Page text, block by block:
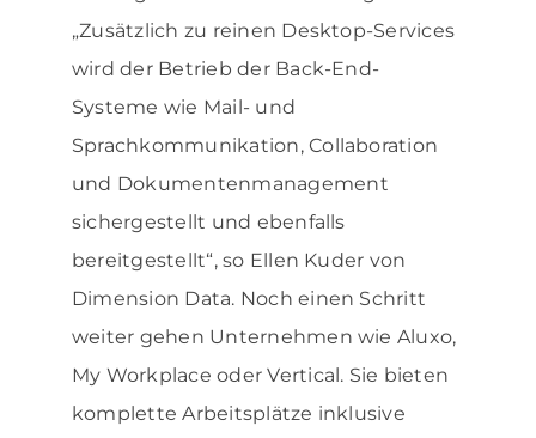
„Zusätzlich zu reinen Desktop-Services
wird der Betrieb der Back-End-
Systeme wie Mail- und
Sprachkommunika­tion, Collaboration
und Dokumentenmanagement
sichergestellt und ebenfalls
bereitgestellt“, so Ellen Kuder von
Dimension Data. Noch einen Schritt
weiter gehen Unternehmen wie Aluxo,
My Workplace oder Vertical. Sie bieten
komplette Arbeitsplätze inklusive